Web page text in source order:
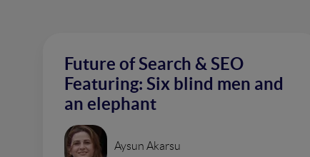
Future of Search & SEO
Featuring: Six blind men and
an elephant
Aysun Akarsu